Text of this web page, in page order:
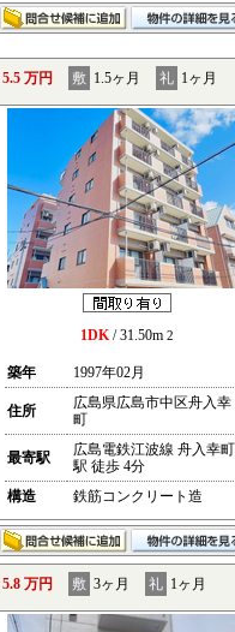
5.5 万円 敷 1.5ヶ月 礼 1ヶ月
1DK/ 31.50m 2
築年 1997年02月
住所
広島県広島市中区舟入幸
町
最寄駅
広島電鉄江波線 舟入幸町
駅 徒歩 4分
構造
鉄筋コンクリート造
5.8 万円 敷 3ヶ月 礼 1ヶ月